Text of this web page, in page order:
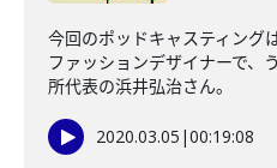
今回のポッドキャスティング
ファッションデザイナーで、
所代表の浜井弘治さん。
2020.03.05 |00:19:08